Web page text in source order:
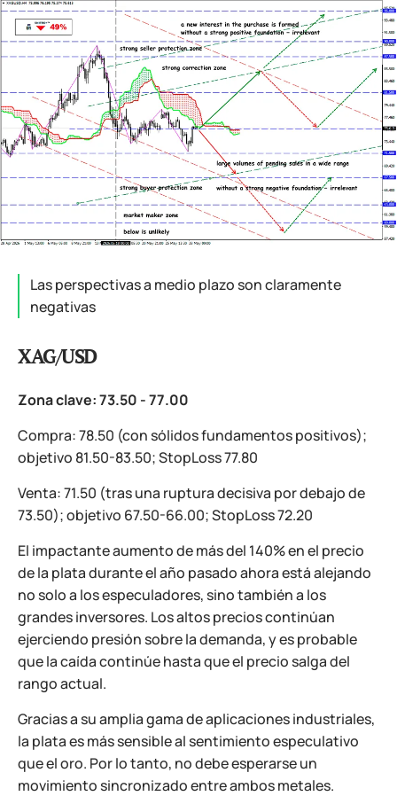
Las perspectivas a medio plazo son claramente
negativas
XAG/USD
Zona clave: 73.50 - 77.00
Compra: 78.50 (con sólidos fundamentos positivos);
objetivo 81.50-83.50; StopLoss 77.80
Venta: 71.50 (tras una ruptura decisiva por debajo de
73.50); objetivo 67.50-66.00; StopLoss 72.20
El impactante aumento de más del 140% en el precio
de la plata durante el año pasado ahora está alejando
no solo a los especuladores, sino también a los
grandes inversores. Los altos precios continúan
ejerciendo presión sobre la demanda, y es probable
que la caída continúe hasta que el precio salga del
rango actual.
Gracias a su amplia gama de aplicaciones industriales,
la plata es más sensible al sentimiento especulativo
que el oro. Por lo tanto, no debe esperarse un
movimiento sincronizado entre ambos metales.